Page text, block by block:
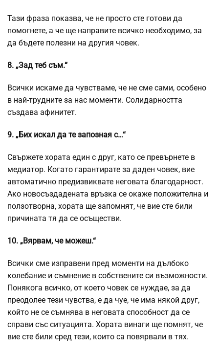
Тази фраза показва, че не просто сте готови да
помогнете, а че ще направите всичко необходимо, за
да бъдете полезни на другия човек.
8. „Зад теб съм.“
Всички искаме да чувстваме, че не сме сами, особено
в най-трудните за нас моменти. Солидарността
създава афинитет.
9. „Бих искал да те запозная с…“
Свържете хората един с друг, като се превърнете в
медиатор. Когато гарантирате за даден човек, вие
автоматично предизвиквате неговата благодарност.
Ако новосъздадената връзка се окаже положителна и
ползотворна, хората ще запомнят, че вие сте били
причината тя да се осъществи.
10. „Вярвам, че можеш.“
Всички сме изправени пред моменти на дълбоко
колебание и съмнение в собствените си възможности.
Понякога всичко, от което човек се нуждае, за да
преодолее тези чувства, е да чуе, че има някой друг,
който не се съмнява в неговата способност да се
справи със ситуацията. Хората винаги ще помнят, че
вие сте били сред тези, които са повярвали в тях.